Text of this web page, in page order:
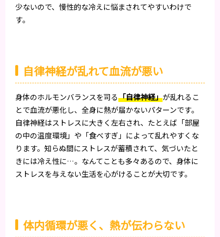
少ないので、慢性的な冷えに悩まされてやすいわけで
す。
自律神経が乱れて血流が悪い
身体のホルモンバランスを司る「自律神経」が乱れるこ
とで血流が悪化し、全身に熱が届かないパターンです。
自律神経はストレスに大きく左右され、たとえば「部屋
の中の温度環境」や「食べすぎ」によって乱れやすくな
ります。知らぬ間にストレスが蓄積されて、気づいたと
きには冷え性に…。なんてことも多々あるので、身体に
ストレスを与えない生活を心がけることが大切です。
体内循環が悪く、熱が伝わらない